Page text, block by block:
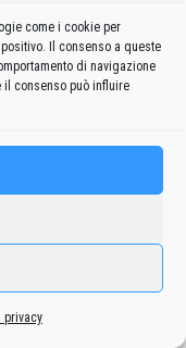
come i cookie per
Il consenso a queste
di navigazione
consenso può influire
privacy
del 1966